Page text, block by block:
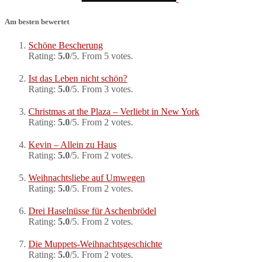
Am besten bewertet
Schöne Bescherung
Rating: 5.0/5. From 5 votes.
Ist das Leben nicht schön?
Rating: 5.0/5. From 3 votes.
Christmas at the Plaza – Verliebt in New York
Rating: 5.0/5. From 2 votes.
Kevin – Allein zu Haus
Rating: 5.0/5. From 2 votes.
Weihnachtsliebe auf Umwegen
Rating: 5.0/5. From 2 votes.
Drei Haselnüsse für Aschenbrödel
Rating: 5.0/5. From 2 votes.
Die Muppets-Weihnachtsgeschichte
Rating: 5.0/5. From 2 votes.